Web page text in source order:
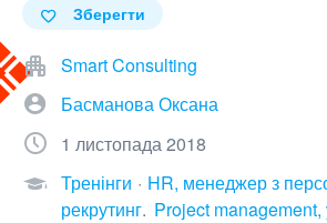
Зберегти
Smart Consulting
Басманова Оксана
1 листопада 2018
Тренінги
HR, менеджер з
рекрутинг Project management,